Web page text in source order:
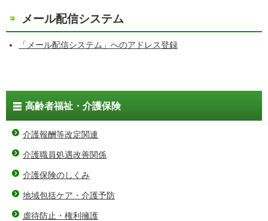
メール配信システム
「メール配信システム」へのアドレス登録
高齢者福祉・介護保険
介護報酬等改定関連
介護職員処遇改善関係
介護保険のしくみ
地域包括ケア・介護予防
虐待防止・権利擁護